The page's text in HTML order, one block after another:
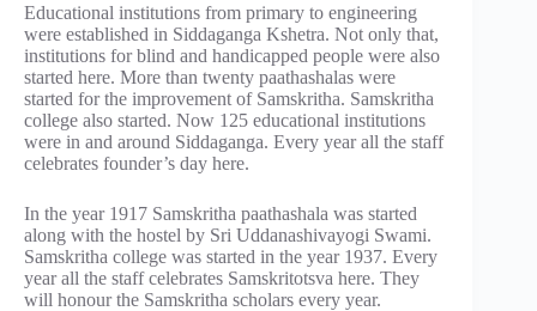
Educational institutions from primary to engineering
were established in Siddaganga Kshetra. Not only that,
institutions for blind and handicapped people were also
started here. More than twenty paathashalas were
started for the improvement of Samskritha. Samskritha
college also started. Now 125 educational institutions
were in and around Siddaganga. Every year all the staff
celebrates founder’s day here.
In the year 1917 Samskritha paathashala was started
along with the hostel by Sri Uddanashivayogi Swami.
Samskritha college was started in the year 1937. Every
year all the staff celebrates Samskritotsva here. They
will honour the Samskritha scholars every year.